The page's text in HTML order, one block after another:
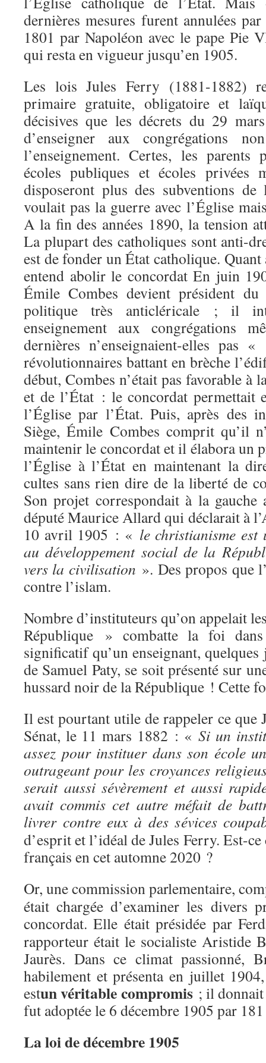
dernières mesures furent annulées
1801 par Napoléon avec le pape Pie
qui resta en vigueur jusqu’en 1905.
Les lois Jules Ferry (1881-1882)
primaire gratuite, obligatoire et
décisives que les décrets du 29
d’enseigner aux congrégations
l’enseignement. Certes, les
écoles publiques et écoles privées
disposeront plus des subventions
voulait pas la guerre avec l’Église
A la fin des années 1890, la tension
La plupart des catholiques sont anti-
est de fonder un État catholique.
entend abolir le concordat En juin
Émile Combes devient président
politique très anticléricale ; il
enseignement aux congrégations
dernières n’enseignaient-elles pas
révolutionnaires battant en brèche
début, Combes n’était pas favorable à
et de l’État : le concordat permettait
l’Église par l’État. Puis, après des
Siège, Émile Combes comprit qu’il
maintenir le concordat et il élabora un
l’Église à l’État en maintenant la
cultes sans rien dire de la liberté de
Son projet correspondait à la gauche
député Maurice Allard qui déclarait à
10 avril 1905 : « le christianisme est
au développement social de la
vers la civilisation ». Des propos que
contre l’islam.
Nombre d’instituteurs qu’on appelait
République » combatte la foi
significatif qu’un enseignant, quelques
de Samuel Paty, se soit présenté sur
hussard noir de la République ! Cette
Il est pourtant utile de rappeler ce que
Sénat, le 11 mars 1882 : «Si un
assez pour instituer dans son école
outrageant pour les croyances
serait aussi sévèrement et aussi
avait commis cet autre méfait de
livrer contre eux à des sévices
d’esprit et l’idéal de Jules Ferry. Est-
français en cet automne 2020 ?
Or, une commission parlementaire,
était chargée d’examiner les divers
concordat. Elle était présidée par
rapporteur était le socialiste Aristide
Jaurès. Dans ce climat passionné,
habilement et présenta en juillet
estun véritable compromis; il donnait
fut adoptée le 6 décembre 1905 par
La loi de décembre 1905